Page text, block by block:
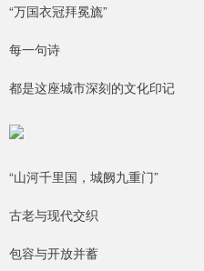
“万国衣冠拜冕旒”
每一句诗
都是这座城市深刻的文化印记
“山河千里国，城阙九重门”
古老与现代交织
包容与开放并蓄